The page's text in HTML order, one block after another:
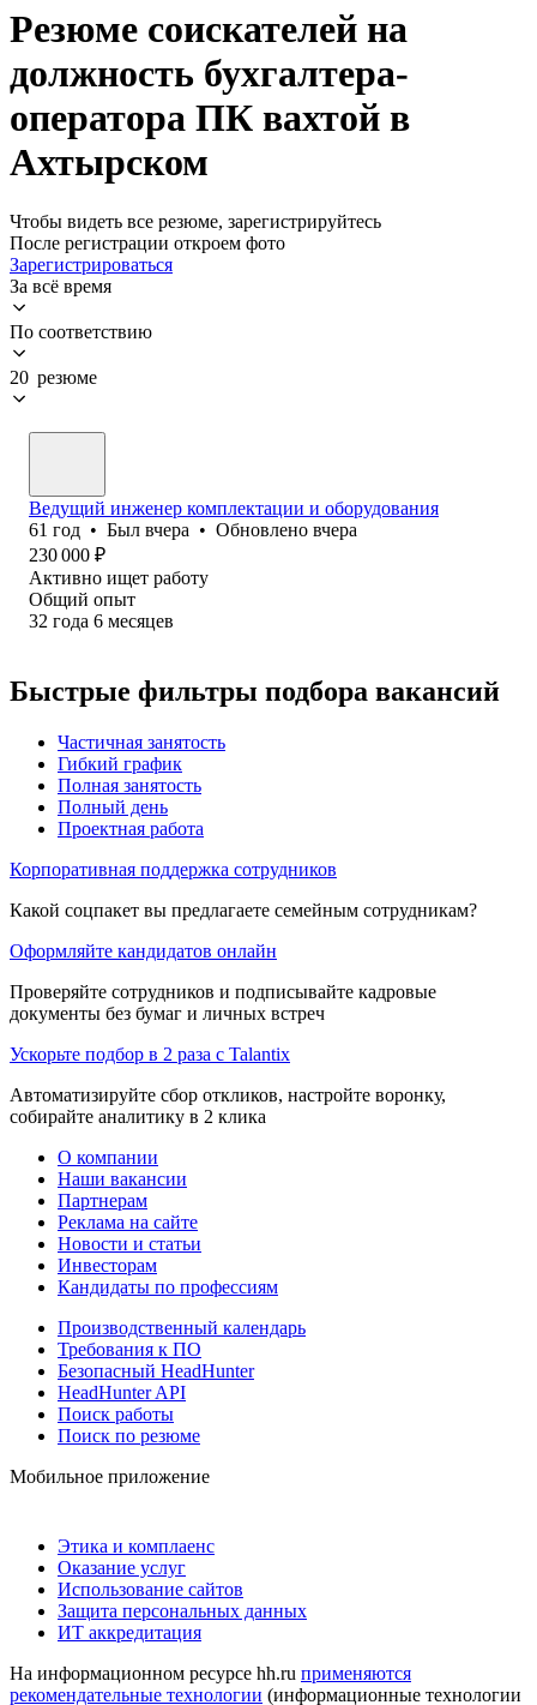
Резюме соискателей на
должность бухгалтера-
оператора ПК вахтой в
Ахтырском
Чтобы видеть все резюме, зарегистрируйтесь
После регистрации откроем фото
Зарегистрироваться
За всё время
По соответствию
20 резюме
Ведущий инженер комплектации и оборудования
61 год • Был вчера • Обновлено вчера
230 000 ₽
Активно ищет работу
Общий опыт
32 года 6 месяцев
Быстрые фильтры подбора вакансий
Частичная занятость
Гибкий график
Полная занятость
Полный день
Проектная работа
Корпоративная поддержка сотрудников
Какой соцпакет вы предлагаете семейным сотрудникам?
Оформляйте кандидатов онлайн
Проверяйте сотрудников и подписывайте кадровые
документы без бумаг и личных встреч
Ускорьте подбор в 2 раза с Talantix
Автоматизируйте сбор откликов, настройте воронку,
собирайте аналитику в 2 клика
О компании
Наши вакансии
Партнерам
Реклама на сайте
Новости и статьи
Инвесторам
Кандидаты по профессиям
Производственный календарь
Требования к ПО
Безопасный HeadHunter
HeadHunter API
Поиск работы
Поиск по резюме
Мобильное приложение
Этика и комплаенс
Оказание услуг
Использование сайтов
Защита персональных данных
ИТ аккредитация
На информационном ресурсе hh.ru применяются
рекомендательные технологии (информационные технологии